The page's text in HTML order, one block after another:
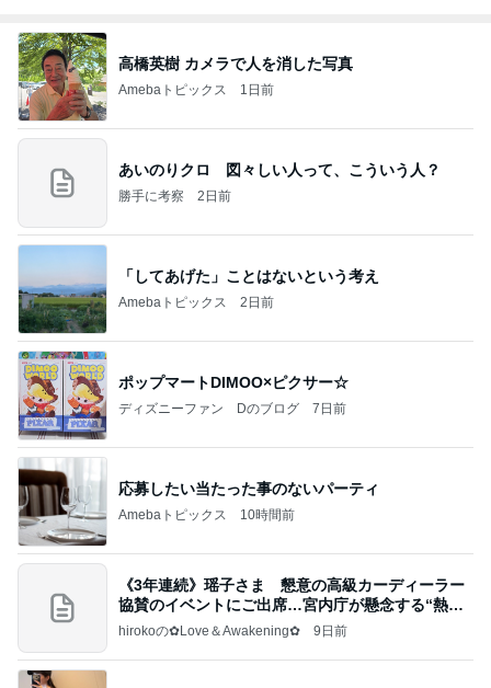
高橋英樹 カメラで人を消した写真
Amebaトピックス 1日前
あいのりクロ 図々しい人って、こういう人？
勝手に考察 2日前
「してあげた」ことはないという考え
Amebaトピックス 2日前
ポップマートDIMOO×ピクサー☆
ディズニーファン Dのブログ 7日前
応募したい当たった事のないパーティ
Amebaトピックス 10時間前
《3年連続》瑶子さま 懇意の高級カーディーラー
協賛のイベントにご出席…宮内庁が懸念する“熱心
すぎ
hirokoの✿Love＆Awakening✿ 9日前